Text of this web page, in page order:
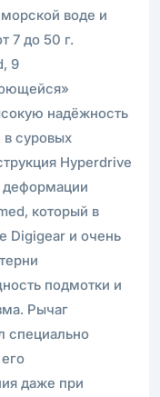
воде и
7 до 50 г.
9
надёжность
суровых
Hyperdrive
деформации
который в
Digigear и очень
подмотки и
Рычаг
специально
даже при